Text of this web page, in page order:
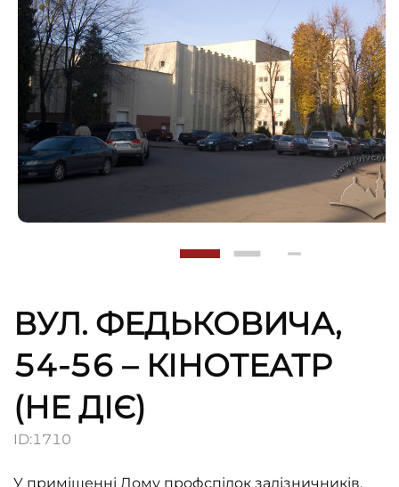
ВУЛ. ФЕДЬКОВИЧА,
54-56 – КІНОТЕАТР
(НЕ ДІЄ)
ID:1710
У приміщенні Дому профспілок залізничників,